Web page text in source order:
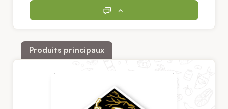
Produits principaux